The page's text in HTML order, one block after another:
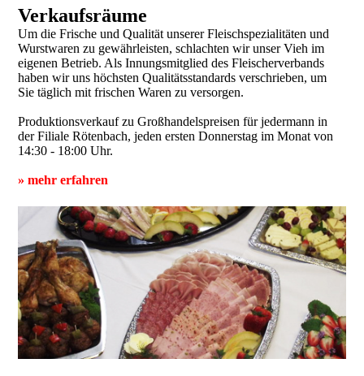
Verkaufsräume
Um die Frische und Qualität unserer Fleisch­spezialitäten und
Wurstwaren zu gewährleisten, schlachten wir unser Vieh im
eigenen Betrieb. Als Innungsmitglied des Fleischerverbands
haben wir uns höchsten Qualitätsstandards verschrieben, um
Sie täglich mit frischen Waren zu versorgen.
Produktionsverkauf zu Großhandels­preisen für jedermann in
der Filiale Rötenbach, jeden ersten Donnerstag im Monat von
14:30 - 18:00 Uhr.
»mehr erfahren